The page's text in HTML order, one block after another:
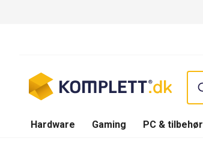
Hardware Gaming PC & tilbehør